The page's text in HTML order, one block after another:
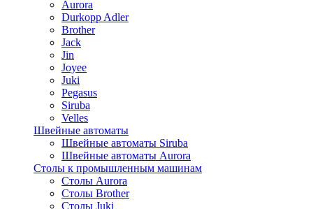
Aurora
Durkopp Adler
Brother
Jack
Jin
Joyee
Juki
Pegasus
Siruba
Velles
Швейные автоматы
Швейные автоматы Siruba
Швейные автоматы Aurora
Столы к промышленным машинам
Столы Aurora
Столы Brother
Столы Juki